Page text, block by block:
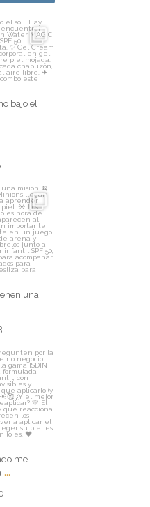
bajo el
bajo el
una
...
una
me
...
me
...